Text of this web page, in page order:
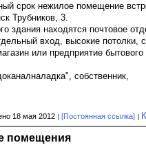
срок нежилое помещение
Трубников, 3.
здания находятся почтовое
вход, высокие потолки,
или предприятие
собственник,
18 мая 2012 [Постоянная ссылка]
помещения